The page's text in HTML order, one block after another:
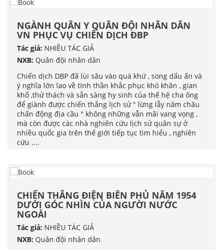
NGÀNH QUÂN Y QUÂN ĐỘI NHÂN DÂN
VN PHỤC VỤ CHIẾN DỊCH ĐBP
Tác giả: NHIỀU TÁC GIẢ
NXB: Quân đội nhân dân
Chiến dịch DBP đã lùi sâu vào quá khứ , song dấu ấn và
ý nghĩa lớn lao về tinh thần khắc phục khó khăn , gian
khổ ,thử thách và sẵn sàng hy sinh của thế hệ cha ông
để giành được chiến thắng lịch sử " lừng lẫy năm châu
chấn động địa cầu " không những vẫn mãi vang vọng ,
mà còn được các nhà nghiên cứu lịch sử quân sự ở
nhiều quốc gia trên thế giới tiếp tục tìm hiểu , nghiên
cứu ....
CHIẾN THẮNG ĐIỆN BIÊN PHỦ NĂM 1954
DƯỚI GÓC NHÌN CỦA NGƯỜI NƯỚC
NGOÀI
Tác giả: NHIỀU TÁC GIẢ
NXB: Quân đội nhân dân